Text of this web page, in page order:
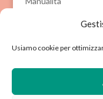
Usiamo cookie per
Prossime novità